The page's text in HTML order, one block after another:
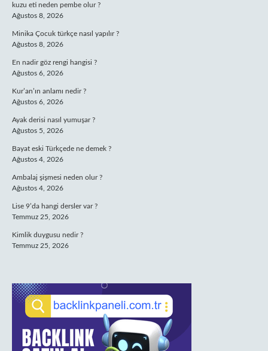
kuzu eti neden pembe olur ?
Ağustos 8, 2026
Minika Çocuk türkçe nasıl yapılır ?
Ağustos 8, 2026
En nadir göz rengi hangisi ?
Ağustos 6, 2026
Kur’an’ın anlamı nedir ?
Ağustos 6, 2026
Ayak derisi nasıl yumuşar ?
Ağustos 5, 2026
Bayat eski Türkçede ne demek ?
Ağustos 4, 2026
Ambalaj şişmesi neden olur ?
Ağustos 4, 2026
Lise 9’da hangi dersler var ?
Temmuz 25, 2026
Kimlik duygusu nedir ?
Temmuz 25, 2026